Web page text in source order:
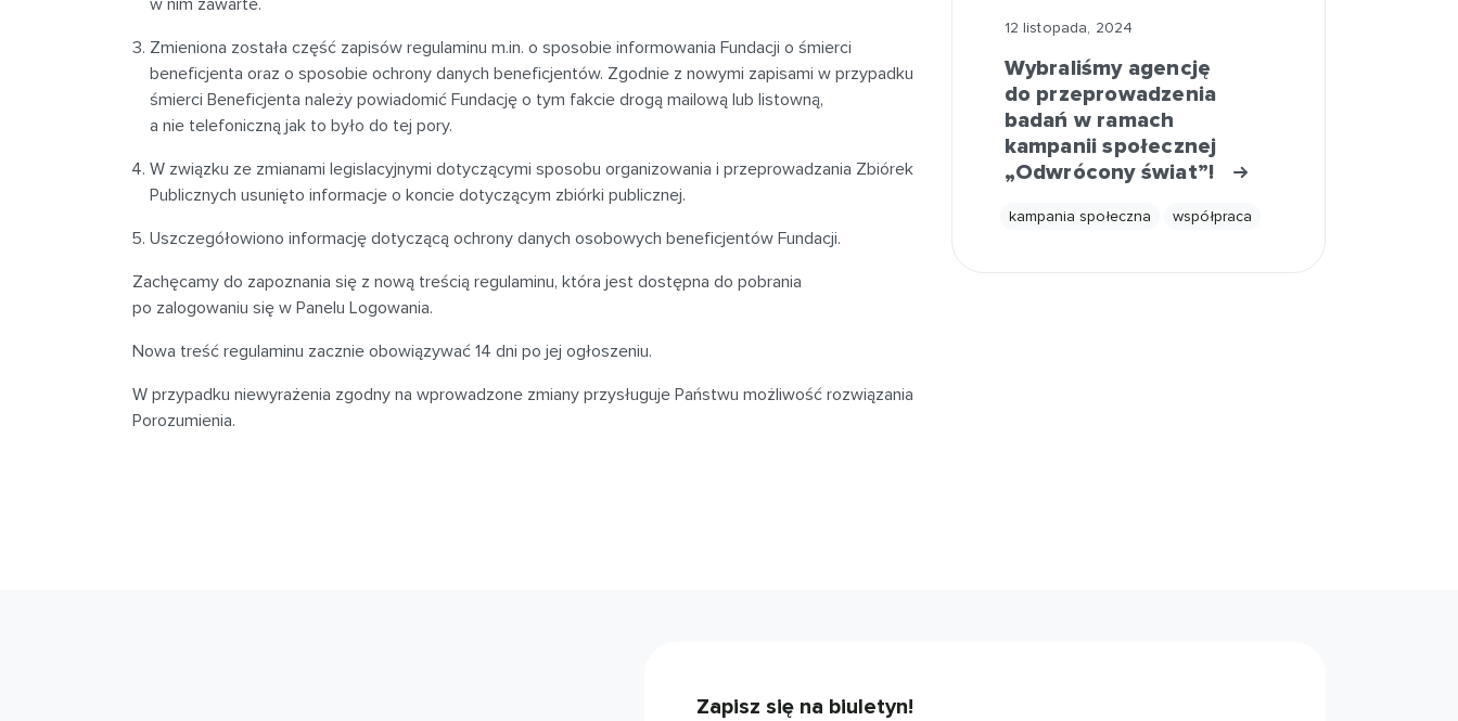
Zmieniona została część zapisów regulaminu m.in. o sposobie informowania Fundacji o śmierci
beneficjenta oraz o sposobie ochrony danych beneficjentów. Zgodnie z nowymi zapisami w przypadku
śmierci Beneficjenta należy powiadomić Fundację o tym fakcie drogą mailową lub listowną,
a nie telefoniczną jak to było do tej pory.
W związku ze zmianami legislacyjnymi dotyczącymi sposobu organizowania i przeprowadzania Zbiórek
Publicznych usunięto informacje o koncie dotyczącym zbiórki publicznej.
Uszczegółowiono informację dotyczącą ochrony danych osobowych beneficjentów Fundacji.
Zachęcamy do zapoznania się z nową treścią regulaminu, która jest dostępna do pobrania
po zalogowaniu się w Panelu Logowania.
Nowa treść regulaminu zacznie obowiązywać 14 dni po jej ogłoszeniu.
W przypadku niewyrażenia zgodny na wprowadzone zmiany przysługuje Państwu możliwość rozwiązania
Porozumienia.
12 listopada, 2024
Wybraliśmy agencję
do przeprowadzenia
badań w ramach
kampanii społecznej
„Odwrócony świat”!
kampania społeczna współpraca
Zapisz się na biuletyn!